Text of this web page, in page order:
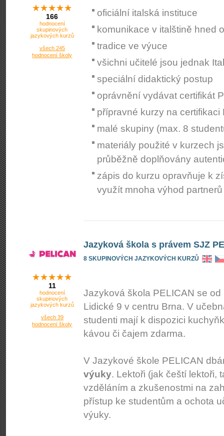
166
hodnocení
skupinových
jazykových kurzů
všech 245
hodnocení školy
oficiální italská instituce
komunikace v italštině hned
tradice ve výuce
všichni učitelé jsou jednak
speciální didaktický postup
oprávnění vydávat certifikát
přípravné kurzy na certifikaci
malé skupiny (max. 8
materiály použité v kurzech
průběžně doplňovány
zápis do kurzu opravňuje k
využít mnoha výhod
Jazyková škola s právem SJZ
8 SKUPINOVÝCH JAZYKOVÝCH KURZŮ
11
hodnocení
skupinových
jazykových kurzů
všech 39
hodnocení školy
Jazyková škola PELICAN se
Lidické 9 v centru Brna. V
studenti mají k dispozici
kávou či čajem zdarma.
V Jazykové škole PELICAN
výuky. Lektoři (jak čeští lektoři,
vzděláním a zkušenostmi na
přístup ke studentům a ochota
výuky.